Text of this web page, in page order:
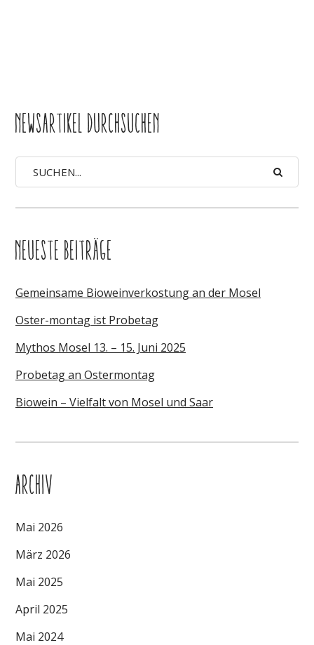
NEWSARTIKEL DURCHSUCHEN
NEUESTE BEITRÄGE
Gemeinsame Bioweinverkostung an der Mosel
Oster-montag ist Probetag
Mythos Mosel 13. – 15. Juni 2025
Probetag an Ostermontag
Biowein – Vielfalt von Mosel und Saar
ARCHIV
Mai 2026
März 2026
Mai 2025
April 2025
Mai 2024